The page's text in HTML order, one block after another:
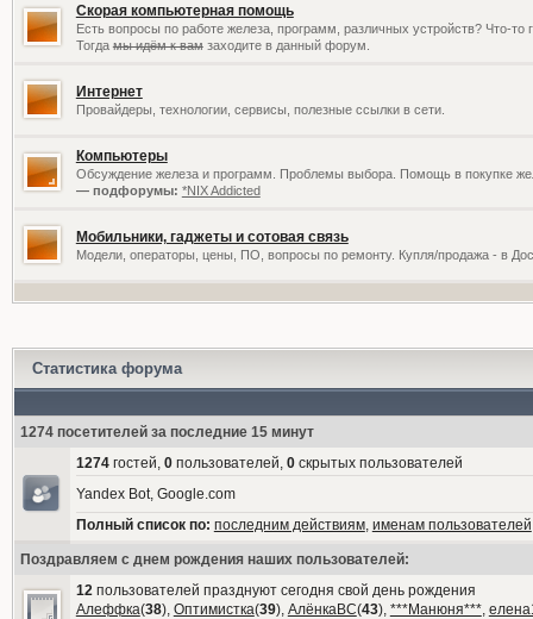
Скорая компьютерная помощь
Есть вопросы по работе железа, программ, различных устройств? Что-то
Тогдамы идём к вамзаходите в данный форум.
Интернет
Провайдеры, технологии, сервисы, полезные ссылки в сети.
Компьютеры
Обсуждение железа и программ. Проблемы выбора. Помощь в покупке
— подфорумы: *NIX Addicted
Мобильники, гаджеты и сотовая связь
Модели, операторы, цены, ПО, вопросы по ремонту. Купля/продажа - в
Статистика форума
1274 посетителей за последние 15 минут
1274гостей, 0пользователей, 0скрытых пользователей
Yandex Bot, Google.com
Полный список по: последним действиям, именам пользователей
Поздравляем с днем рождения наших пользователей:
12пользователей празднуют сегодня свой день рождения
Алеффка(38), Оптимистка(39), АлёнкаВС(43), ***Манюня***,